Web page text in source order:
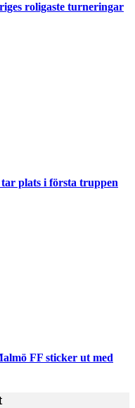
roligaste turneringar
plats i första truppen
FF sticker ut med